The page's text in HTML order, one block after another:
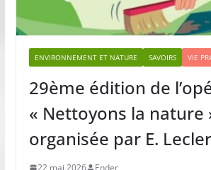
ENVIRONNEMENT ET NATURE SAVOIRS VIE
29ème édition de
« Nettoyons la nature
organisée par E.